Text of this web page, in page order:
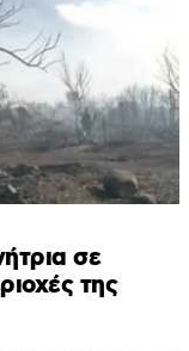
σε
της